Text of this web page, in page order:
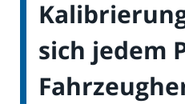
sich jedem